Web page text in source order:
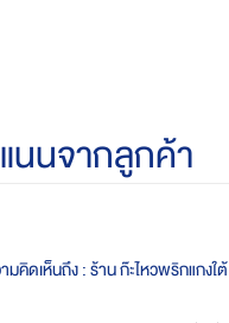
นนจากลูกค้า
มคิดเห็นถึง : ร้าน ก๊ะไหวพริกแกงใต้